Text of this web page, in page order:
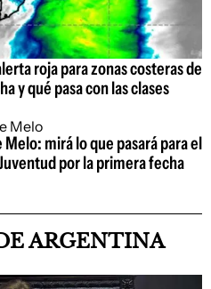
roja para zonas costeras de
y qué pasa con las clases
mirá lo que pasará para el
por la primera fecha
ARGENTINA